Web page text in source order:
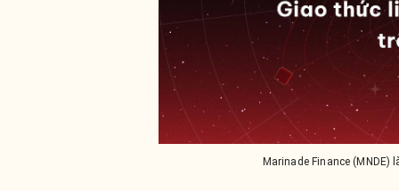
Marinade Finance